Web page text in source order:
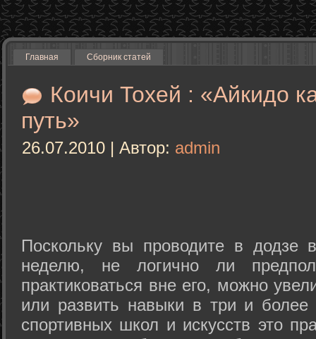
Главная Сборник статей
Коичи Тохей : «Айкидо
путь»
26.07.2010 | Автор: admin
Поскольку вы проводите в додзе
неделю, не логично ли
практиковаться вне его, можно
или развить навыки в три и
спортивных школ и искусств это